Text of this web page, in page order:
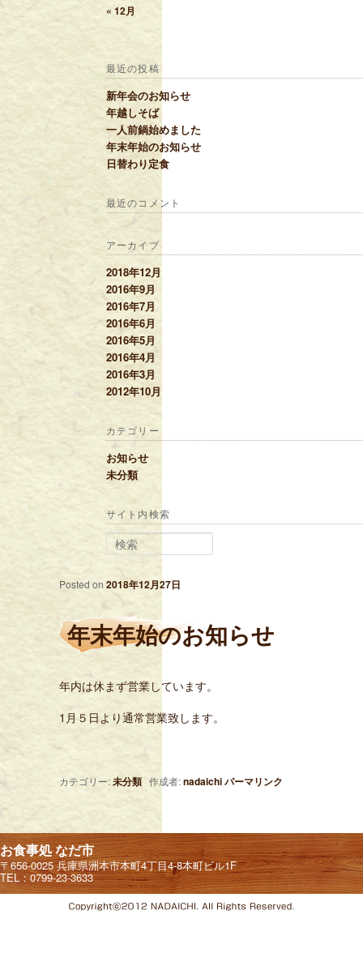
« 12月
最近の投稿
新年会のお知らせ
年越しそば
一人前鍋始めました
年末年始のお知らせ
日替わり定食
最近のコメント
アーカイブ
2018年12月
2016年9月
2016年7月
2016年6月
2016年5月
2016年4月
2016年3月
2012年10月
カテゴリー
お知らせ
未分類
サイト内検索
検索
年末年始のお知らせ
Posted on2018年12月27日
年内は休まず営業しています。
1月５日より通常営業致します。
カテゴリー:未分類 作成者:nadaichiパーマリンク
お食事処 なだ市
〒656-0025 兵庫県洲本市本町4丁目4-8本町ビル1F
TEL：0799-23-3633